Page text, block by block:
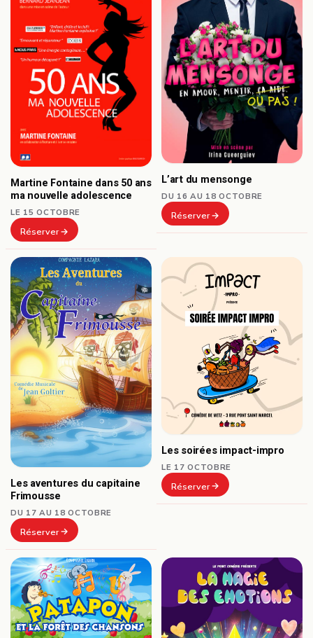
Martine Fontaine dans 50 ans
ma nouvelle adolescence
LE 15 OCTOBRE
Réserver
L’art du mensonge
DU 16 AU 18 OCTOBRE
Réserver
Les aventures du capitaine
Frimousse
DU 17 AU 18 OCTOBRE
Réserver
Les soirées impact-impro
LE 17 OCTOBRE
Réserver